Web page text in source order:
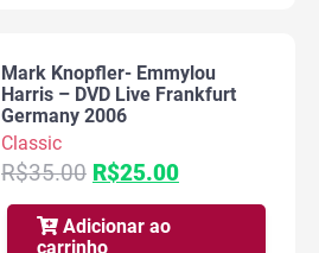
Mark Knopfler- Emmylou
Harris – DVD Live Frankfurt
Germany 2006
Classic
R$35.00 O
preço
original
R$25.00O
preço
Adicionar ao
carrinho